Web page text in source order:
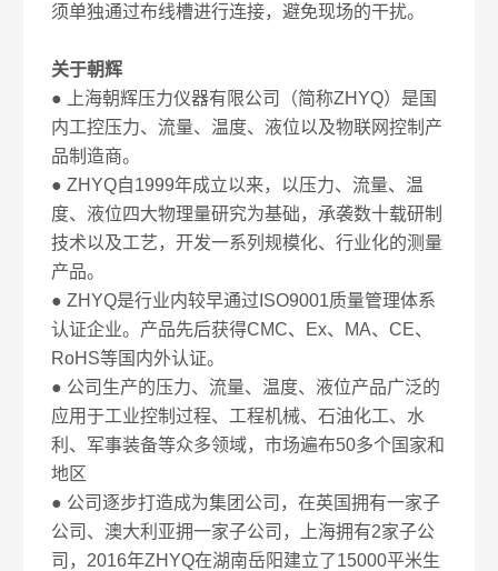
须单独通过布线槽进行连接，避免现场的干扰。
关于朝辉
● 上海朝辉压力仪器有限公司（简称ZHYQ）是国
内工控压力、流量、温度、液位以及物联网控制产
品制造商。
● ZHYQ自1999年成立以来，以压力、流量、温
度、液位四大物理量研究为基础，承袭数十载研制
技术以及工艺，开发一系列规模化、行业化的测量
产品。
● ZHYQ是行业内较早通过ISO9001质量管理体系
认证企业。产品先后获得CMC、Ex、MA、CE、
RoHS等国内外认证。
● 公司生产的压力、流量、温度、液位产品广泛的
应用于工业控制过程、工程机械、石油化工、水
利、军事装备等众多领域，市场遍布50多个国家和
地区
● 公司逐步打造成为集团公司，在英国拥有一家子
公司、澳大利亚拥一家子公司，上海拥有2家子公
司，2016年ZHYQ在湖南岳阳建立了15000平米生